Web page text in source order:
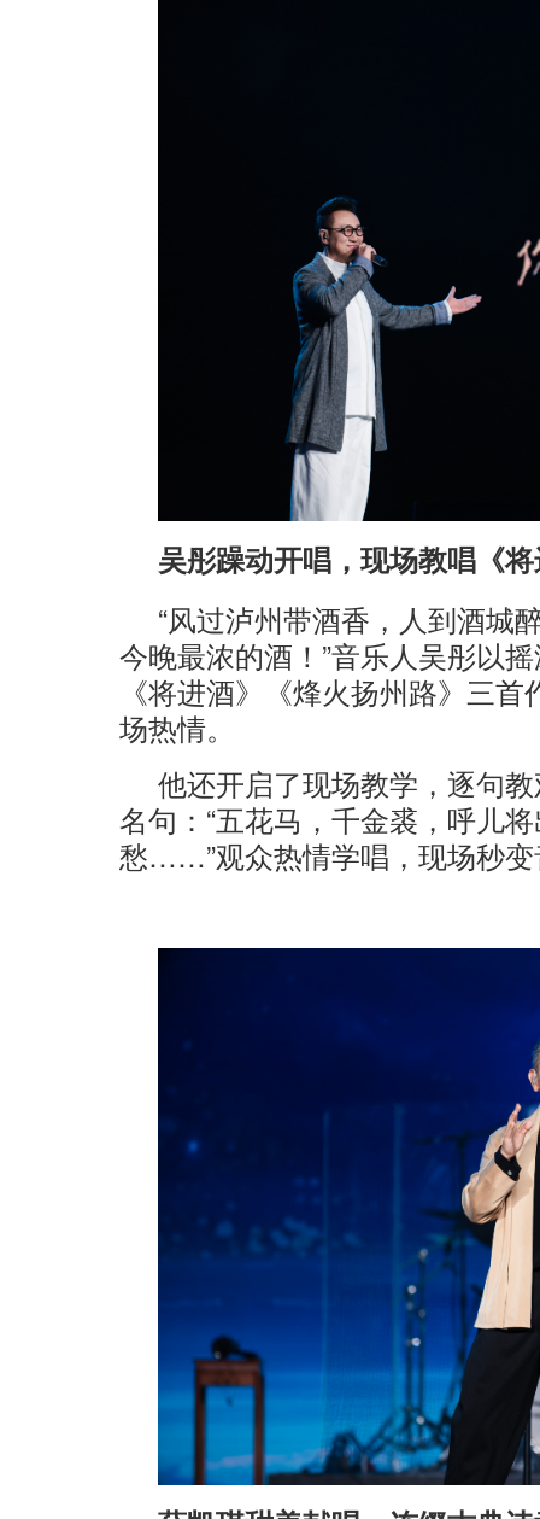
吴彤躁动开唱，现场教唱《
“风过泸州带酒香，人到酒城
今晚最浓的酒！”音乐人吴彤以
《将进酒》《烽火扬州路》三
场热情。
他还开启了现场教学，逐句
名句：“五花马，千金裘，呼儿
愁……”观众热情学唱，现场秒